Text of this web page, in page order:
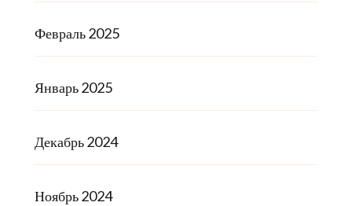
Февраль 2025
Январь 2025
Декабрь 2024
Ноябрь 2024